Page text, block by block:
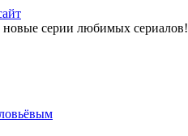
серии любимых сериалов!